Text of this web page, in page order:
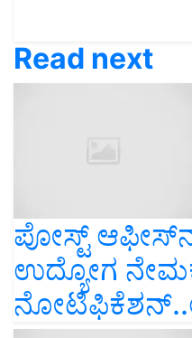
Read next
ಪೋಸ್ಟ್
ಉದ್ಯೋಗ